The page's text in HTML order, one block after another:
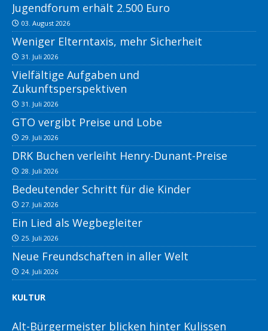
Jugendforum erhält 2.500 Euro
03. August 2026
Weniger Elterntaxis, mehr Sicherheit
31. Juli 2026
Vielfältige Aufgaben und
Zukunftsperspektiven
31. Juli 2026
GTO vergibt Preise und Lobe
29. Juli 2026
DRK Buchen verleiht Henry-Dunant-Preise
28. Juli 2026
Bedeutender Schritt für die Kinder
27. Juli 2026
Ein Lied als Wegbegleiter
25. Juli 2026
Neue Freundschaften in aller Welt
24. Juli 2026
KULTUR
Alt-Bürgermeister blicken hinter Kulissen